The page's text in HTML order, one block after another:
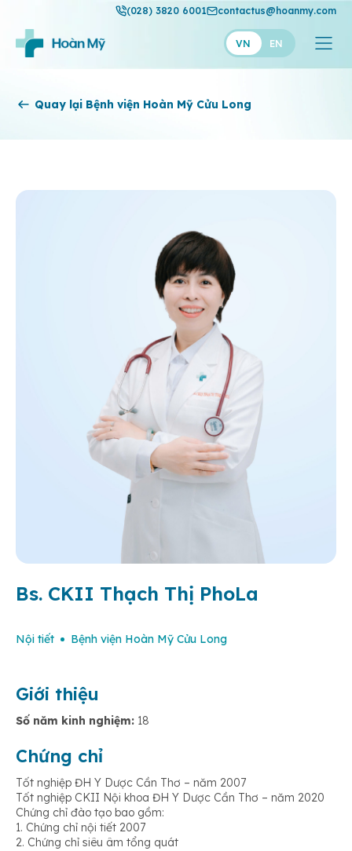
(028) 3820 6001 contactus@hoanmy.com
VN EN
Hoàn Mỹ
Thuận Mỹ
Quay lại Bệnh viện Hoàn Mỹ Cửu Long
Bs. CKII Thạch Thị PhoLa
Nội tiết Bệnh viện Hoàn Mỹ Cửu Long
Giới thiệu
Số năm kinh nghiệm: 18
Chứng chỉ
Tốt nghiệp ĐH Y Dược Cần Thơ – năm 2007
Tốt nghiệp CKII Nội khoa ĐH Y Dược Cần Thơ – năm 2020
Chứng chỉ đào tạo bao gồm:
1. Chứng chỉ nội tiết 2007
2. Chứng chỉ siêu âm tổng quát